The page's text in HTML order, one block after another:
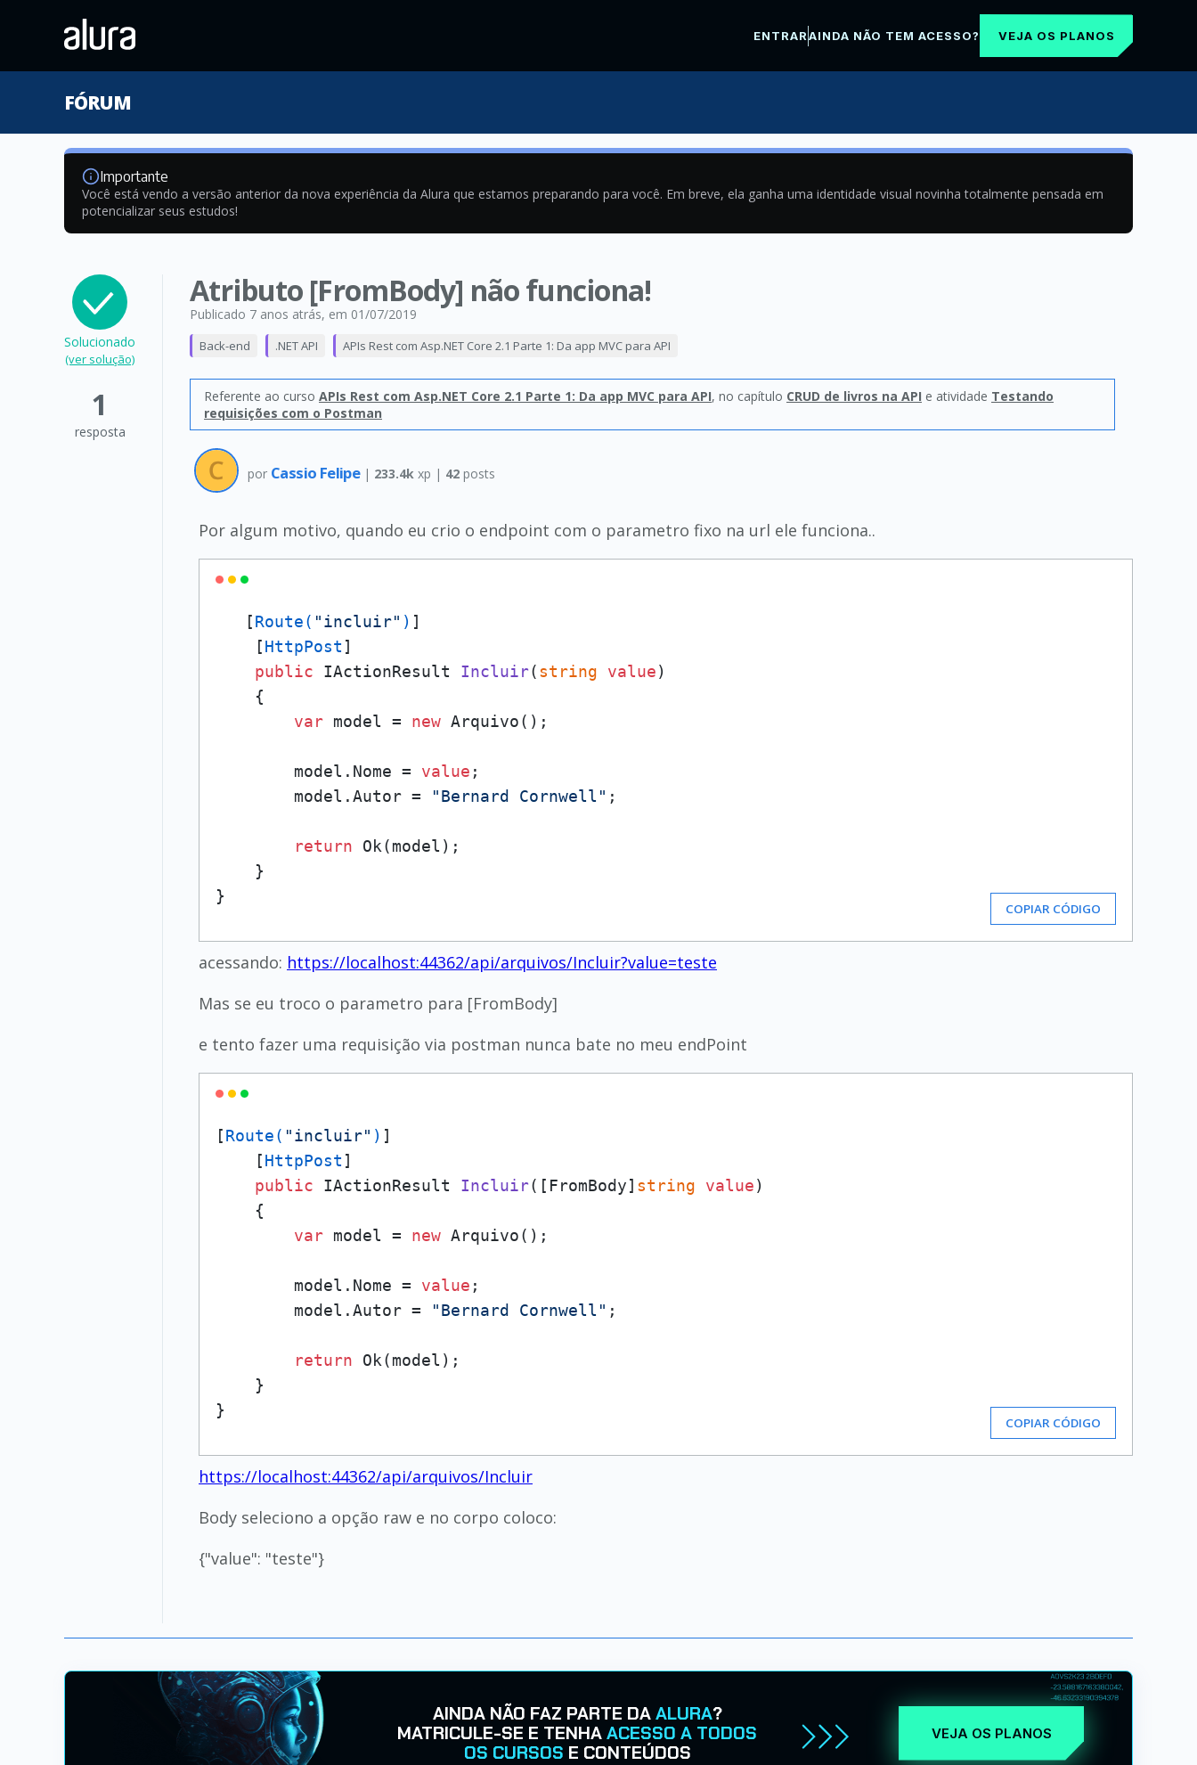
ENTRARAINDA NÃO TEM ACESSO? VEJA OS PLANOS
FÓRUM
Importante
Você está vendo a versão anterior da nova experiência da Alura que estamos preparando para você. Em breve, ela ganha uma identidade visual novinha totalmente pensada em
potencializar seus estudos!
Solucionado
(ver solução)
1
resposta
Atributo [FromBody] não funciona!
Publicado 7 anos atrás, em 01/07/2019
Back-end .NET API APIs Rest com Asp.NET Core 2.1 Parte 1: Da app MVC para API
Referente ao curso APIs Rest com Asp.NET Core 2.1 Parte 1: Da app MVC para API, no capítulo CRUD de livros na API e atividade Testando
requisições com o Postman
por Cassio Felipe | 233.4k xp | 42posts
Por algum motivo, quando eu crio o endpoint com o parametro fixo na url ele funciona..
   [
Route( "incluir" ) ]
    [
HttpPost ]
public IActionResult Incluir(string value)
    {
var model = new Arquivo();
        model.Nome =
value ;
        model.Autor =
"Bernard Cornwell" ;
return Ok(model);
    }
}
COPIAR CÓDIGO
acessando: https://localhost:44362/api/arquivos/Incluir?value=teste
Mas se eu troco o parametro para [FromBody]
e tento fazer uma requisição via postman nunca bate no meu endPoint
[Route( "incluir" ) ]
    [
HttpPost ]
public IActionResult Incluir( [FromBody] string value)
    {
var model = new Arquivo();
        model.Nome =
value ;
        model.Autor =
"Bernard Cornwell" ;
return Ok(model);
    }
}
COPIAR CÓDIGO
https://localhost:44362/api/arquivos/Incluir
Body seleciono a opção raw e no corpo coloco:
{"value": "teste"}
AINDA NÃO FAZ PARTE DAALURA?
MATRICULE-SE E TENHAACESSO A TODOS
OS CURSOS E CONTEÚDOS
VEJA OS PLANOS